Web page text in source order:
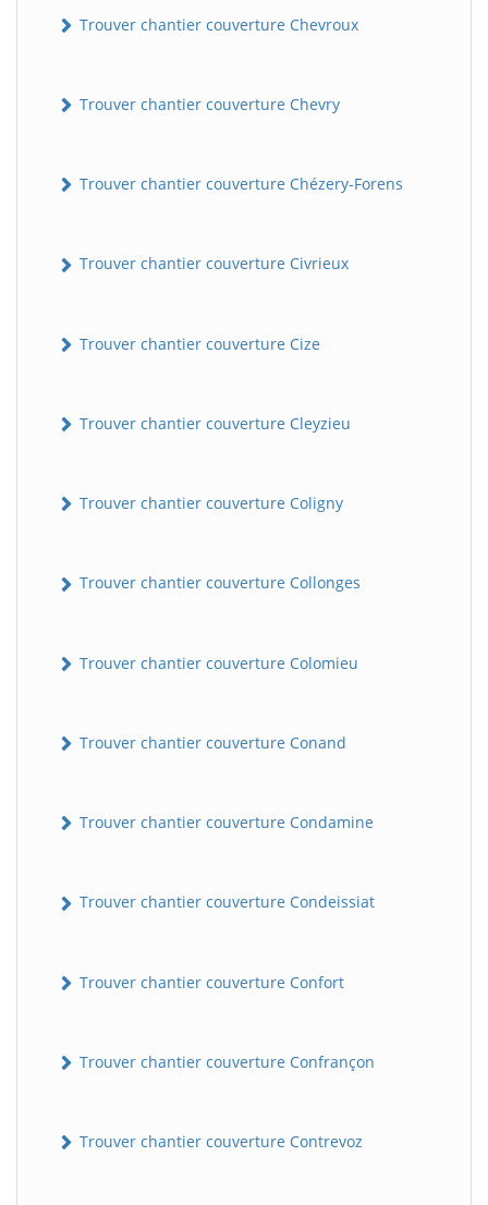
Trouver chantier couverture Chevroux
Trouver chantier couverture Chevry
Trouver chantier couverture Chézery-Forens
Trouver chantier couverture Civrieux
Trouver chantier couverture Cize
Trouver chantier couverture Cleyzieu
Trouver chantier couverture Coligny
Trouver chantier couverture Collonges
Trouver chantier couverture Colomieu
Trouver chantier couverture Conand
Trouver chantier couverture Condamine
Trouver chantier couverture Condeissiat
Trouver chantier couverture Confort
Trouver chantier couverture Confrançon
Trouver chantier couverture Contrevoz
B BatiWebPro